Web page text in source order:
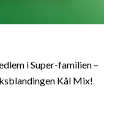
i Super-familien –
Kål Mix!